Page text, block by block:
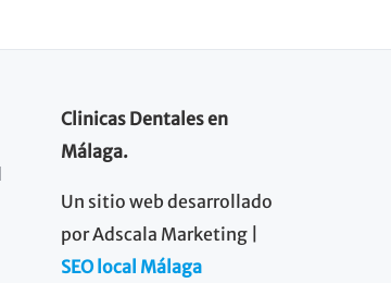
Clinicas Dentales en
Málaga.
Un sitio web desarrollado
por Adscala Marketing |
SEO local Málaga